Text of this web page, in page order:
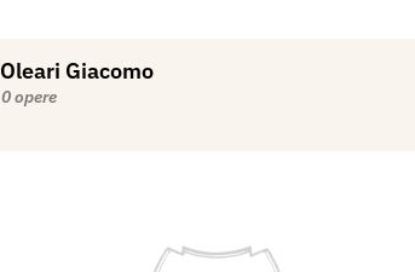
Oleari Giacomo
0 opere